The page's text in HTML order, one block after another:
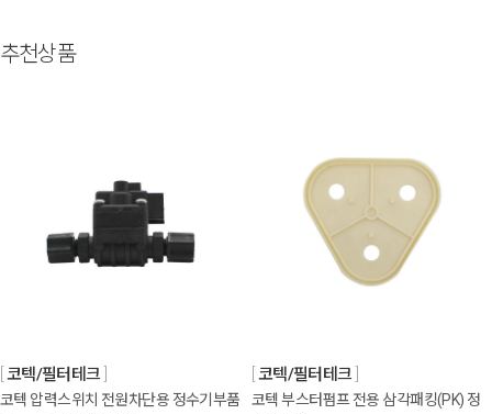
추천상품
코텍/필터테크
코텍 압력스위치 전원차단용 정수기부품
코텍/필터테크
코텍 부스터펌프 전용 삼각패킹(PK) 정